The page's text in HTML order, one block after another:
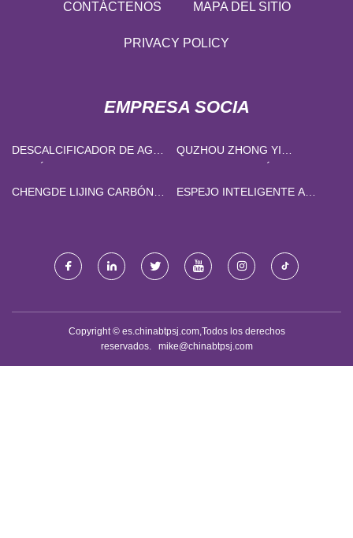
CONTÁCTENOS MAPA DEL SITIO
PRIVACY POLICY
EMPRESA SOCIA
DESCALCIFICADOR DE AGUA
QUZHOU ZHONG YI
LIMITADO
CHENGDE LIJING CARBÓN
ESPEJO INTELIGENTE A
Copyright © es.chinabtpsj.com,Todos los derechos
reservados. mike@chinabtpsj.com